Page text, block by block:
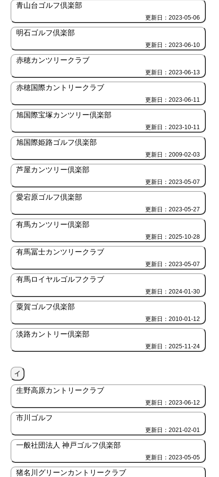
青山台ゴルフ倶楽部
更新日：2023-05-06
明石ゴルフ倶楽部
更新日：2023-06-10
赤穂カンツリークラブ
更新日：2023-06-13
赤穂国際カントリークラブ
更新日：2023-06-11
旭国際宝塚カンツリー倶楽部
更新日：2023-10-11
旭国際姫路ゴルフ倶楽部
更新日：2009-02-03
芦屋カンツリー倶楽部
更新日：2023-05-07
愛宕原ゴルフ倶楽部
更新日：2023-05-27
有馬カンツリー倶楽部
更新日：2025-10-28
有馬冨士カンツリークラブ
更新日：2023-05-07
有馬ロイヤルゴルフクラブ
更新日：2024-01-30
粟賀ゴルフ倶楽部
更新日：2010-01-12
淡路カントリー倶楽部
更新日：2025-11-24
イ
生野高原カントリークラブ
更新日：2023-06-12
市川ゴルフ
更新日：2021-02-01
一般社団法人 神戸ゴルフ倶楽部
更新日：2023-05-05
猪名川グリーンカントリークラブ